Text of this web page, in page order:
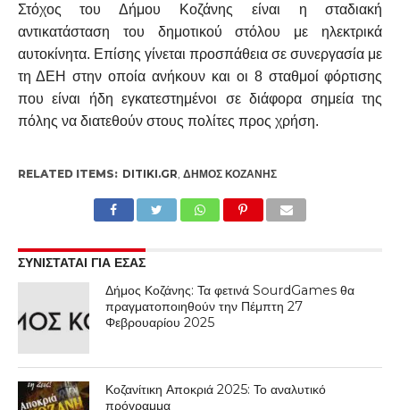
Στόχος του Δήμου Κοζάνης είναι η σταδιακή
αντικατάσταση του δημοτικού στόλου με ηλεκτρικά
αυτοκίνητα. Επίσης γίνεται προσπάθεια σε συνεργασία με
τη ΔΕΗ στην οποία ανήκουν και οι 8 σταθμοί φόρτισης
που είναι ήδη εγκατεστημένοι σε διάφορα σημεία της
πόλης να διατεθούν στους πολίτες προς χρήση.
RELATED ITEMS: DITIKI.GR ΔΉΜΟΣ ΚΟΖΆΝΗΣ
ΣΥΝΙΣΤΑΤΑΙ ΓΙΑ ΕΣΑΣ
Δήμος Κοζάνης: Τα φετινά SourdGames θα
πραγματοποιηθούν την Πέμπτη 27
Φεβρουαρίου 2025
Κοζανίτικη Αποκριά 2025: Το αναλυτικό
πρόγραμμα